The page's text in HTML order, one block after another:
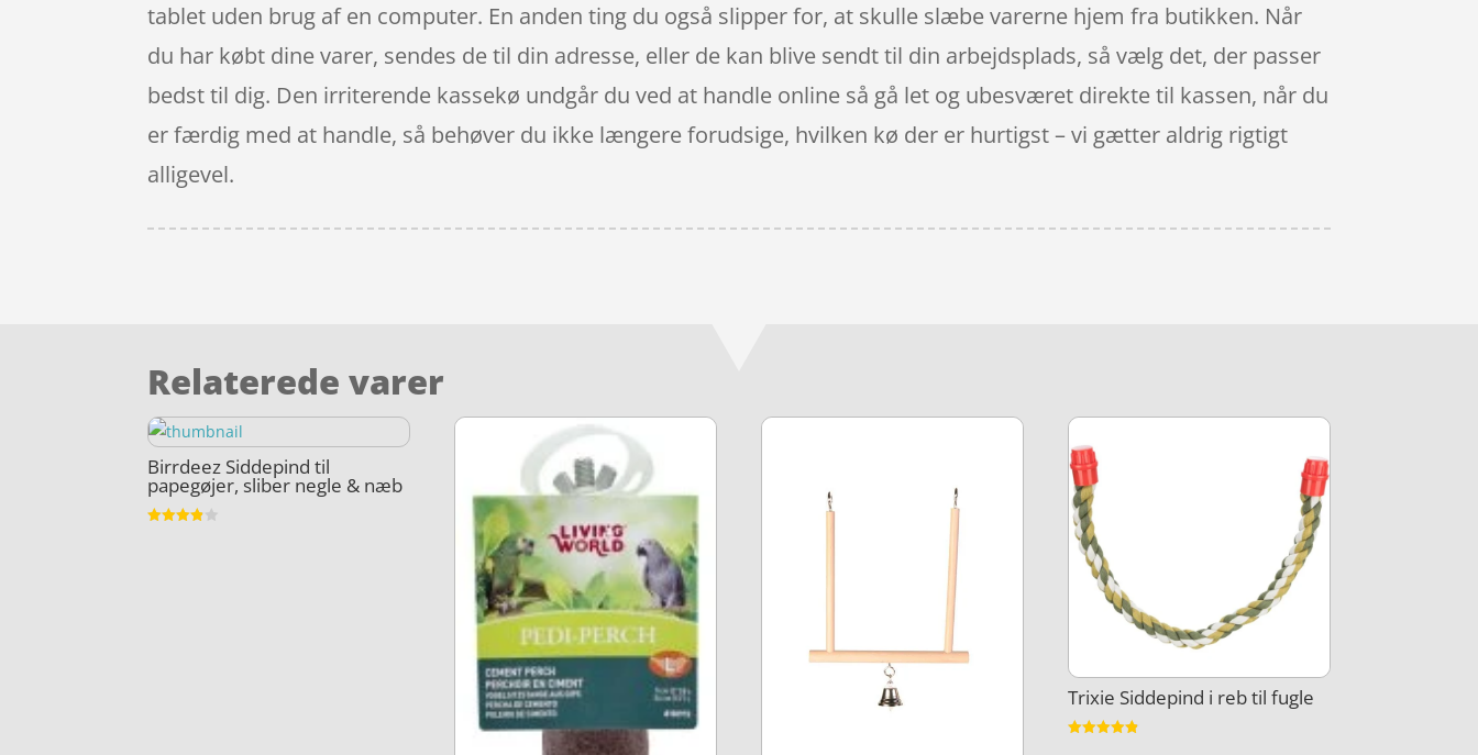
tablet uden brug af en computer. En anden ting du også slipper for, at skulle slæbe varerne hjem fra butikken. Når
du har købt dine varer, sendes de til din adresse, eller de kan blive sendt til din arbejdsplads, så vælg det, der passer
bedst til dig. Den irriterende kassekø undgår du ved at handle online så gå let og ubesværet direkte til kassen, når du
er færdig med at handle, så behøver du ikke længere forudsige, hvilken kø der er hurtigst – vi gætter aldrig rigtigt
alligevel.
Relaterede varer
Birrdeez Siddepind til
papegøjer, sliber negle & næb
Trixie Siddepind i reb til fugle